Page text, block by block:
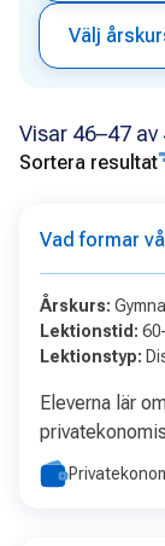
Välj
Visar 46–47
Sortera resultat
Vad formar
Årskurs:
Lektionstid :
Lektionstyp:
Eleverna lär